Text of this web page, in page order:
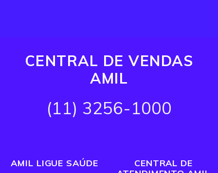
CENTRAL DE VENDAS
AMIL
(11) 3256-1000
AMIL LIGUE SAÚDE
CENTRAL DE